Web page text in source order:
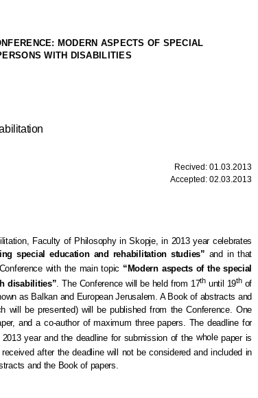
MODERN ASPECTS OF SPECIAL
WITH DISABILITIES
Recived : 01.03.2013
Accepted : 02.03.2013
Faculty of Philosophy in Skopje, in 2013 year celebrates
special education and rehabilitation studies” and in that
Conference with the main topic “Modern aspects of the special
disabilities”. The Conference will be held from 17thuntil 19thof
as Balkan and European Jerusalem. ABook of abstracts and
will be presented)will be published from the Conference. One
and a co-author of maximum threepapers. The deadline for
year and the deadline for submission of the wholepaper is
received after the deadline will notbe considered andincluded in
and the Book of papers.